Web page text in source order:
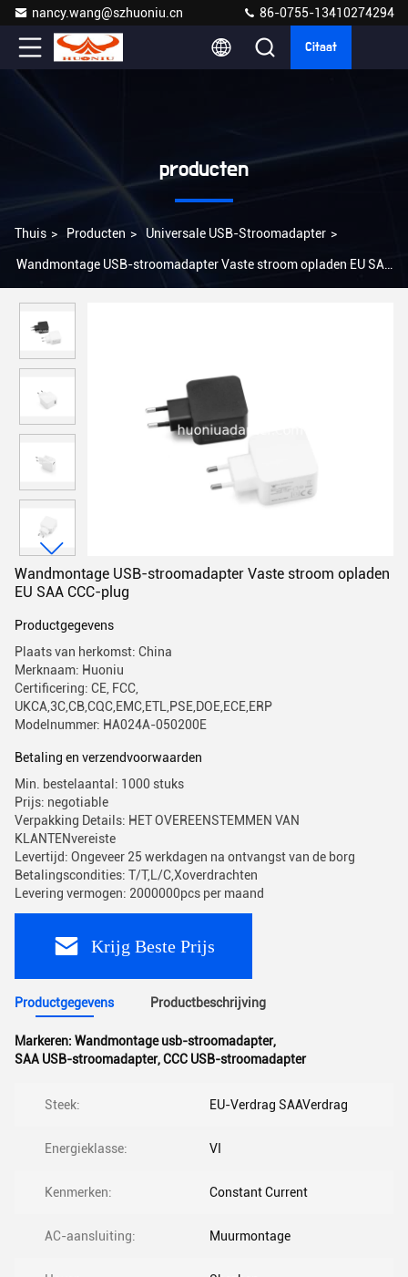
nancy.wang@szhuoniu.cn 86-0755-13410274294
Citaat
producten
Thuis > Producten > Universale USB-Stroomadapter >
Wandmontage USB-stroomadapter Vaste stroom opladen EU SAA
Wandmontage USB-stroomadapter Vaste stroom opladen
EU SAA CCC-plug
Productgegevens
Plaats van herkomst: China
Merknaam: Huoniu
Certificering: CE, FCC,
UKCA,3C,CB,CQC,EMC,ETL,PSE,DOE,ECE,ERP
Modelnummer: HA024A-050200E
Betaling en verzendvoorwaarden
Min. bestelaantal: 1000 stuks
Prijs: negotiable
Verpakking Details: HET OVEREENSTEMMEN VAN
KLANTENvereiste
Levertijd: Ongeveer 25 werkdagen na ontvangst van de borg
Betalingscondities: T/T,L/C,Xoverdrachten
Levering vermogen: 2000000pcs per maand
Krijg Beste Prijs
Productgegevens Productbeschrijving
Markeren: Wandmontage usb-stroomadapter,
SAA USB-stroomadapter,CCC USB-stroomadapter
Steek: EU-Verdrag SAAVerdrag
Energieklasse: VI
Kenmerken: Constant Current
AC-aansluiting: Muurmontage